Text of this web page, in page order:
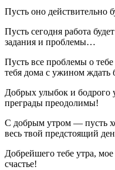
Пусть оно действительно
Пусть сегодня работа
задания и проблемы…
Пусть все проблемы о тебе
тебя дома с ужином ждать
Добрых улыбок и бодрого
преграды преодолимы!
С добрым утром — пусть
весь твой предстоящий
Добрейшего тебе утра,
счастье!